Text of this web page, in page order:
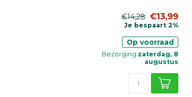
€14,28 €13,99
Je bespaart 2%
Op voorraad
Bezorging zaterdag, 8
augustus